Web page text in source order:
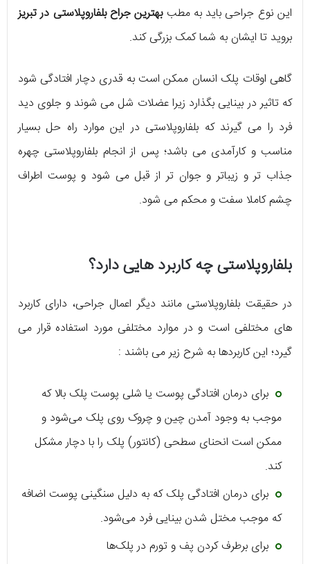
این نوع جراحی باید به مطببهترین جراح بلفاروپلاستی در تبریز
بروید تا ایشان به شما کمک بزرگی کند.
گاهی اوقات پلک انسان ممکن است به قدری دچار افتادگی شود
که تاثیر در بینایی بگذارد زیرا عضلات شل می شوند و جلوی دید
فرد را می گیرند که بلفاروپلاستی در این موارد راه حل بسیار
مناسب و کارآمدی می باشد؛ پس از انجام بلفاروپلاستی چهره
جذاب تر و زیباتر و جوان تر از قبل می شود و پوست اطراف
چشم کاملا سفت و محکم می شود.
بلفاروپلاستی چه کاربرد هایی دارد؟
در حقیقت بلفاروپلاستی مانند دیگر اعمال جراحی، دارای کاربرد
های مختلفی است و در موارد مختلفی مورد استفاده قرار می
گیرد؛ این کاربردها به شرح زیر می باشند :
برای درمان افتادگی پوست یا شلی پوست پلک بالا که
موجب به وجود آمدن چین و چروک روی پلک می‌شود و
ممکن است انحنای سطحی (کانتور) پلک را با دچار مشکل
کند.
برای درمان افتادگی پلک که به دلیل سنگینی پوست اضافه
که موجب مختل شدن بینایی فرد می‌شود.
برای برطرف کردن پف و تورم در پلک‌ها